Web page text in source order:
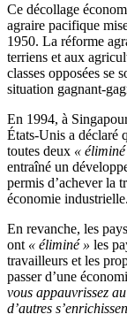
Ce décollage
agraire pacifique
1950. La réforme
terriens et aux
classes opposées se
situation gagnant-
En 1994, à
États-Unis a déclaré
toutes deux « éliminé
entraîné un
permis d’achever la
économie industrielle.
En revanche, les
ont « éliminé » les
travailleurs et les
passer d’une
vous appauvrissez
d’autres